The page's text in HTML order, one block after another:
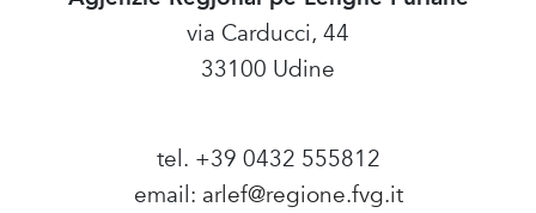
via Carducci, 44
33100 Udine
tel. +39 0432 555812
email: arlef@regione.fvg.it